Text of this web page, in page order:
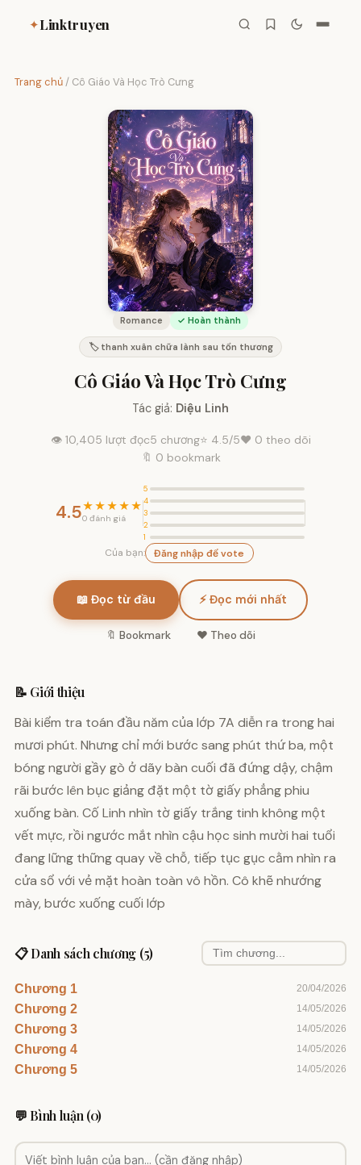
✦Linktruyen
Trang chủ / Cô Giáo Và Học Trò Cưng
Romance ✓ Hoàn thành
🏷️ thanh xuân chữa lành sau tổn thương
Cô Giáo Và Học Trò Cưng
Tác giả: Diệu Linh
👁 10,405 lượt đọc5 chương⭐ 4.5/5❤️ 0 theo dõi
🔖 0 bookmark
4.5★★★★★
0 đánh giá
5
4
3
2
1
Của bạn: Đăng nhập để vote
📖 Đọc từ đầu ⚡ Đọc mới nhất
🔖 Bookmark ❤️ Theo dõi
📝 Giới thiệu
Bài kiểm tra toán đầu năm của lớp 7A diễn ra trong hai
mươi phút. Nhưng chỉ mới bước sang phút thứ ba, một
bóng người gầy gò ở dãy bàn cuối đã đứng dậy, chậm
rãi bước lên bục giảng đặt một tờ giấy phẳng phiu
xuống bàn. Cố Linh nhìn tờ giấy trắng tinh không một
vết mực, rồi ngước mắt nhìn cậu học sinh mười hai tuổi
đang lững thững quay về chỗ, tiếp tục gục cằm nhìn ra
cửa sổ với vẻ mặt hoàn toàn vô hồn. Cô khẽ nhướng
mày, bước xuống cuối lớp
📋 Danh sách chương (5)
Chương 1 20/04/2026
Chương 2 14/05/2026
Chương 3 14/05/2026
Chương 4 14/05/2026
Chương 5 14/05/2026
💬 Bình luận (0)